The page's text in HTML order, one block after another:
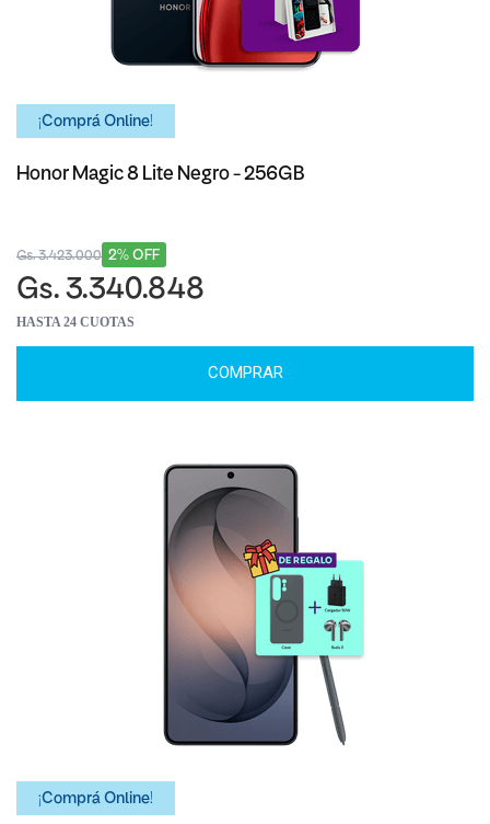
¡Comprá Online!
Honor Magic 8 Lite Negro - 256GB
2% OFF
Gs. 3.423.000
Gs. 3.340.848
HASTA 24 CUOTAS
COMPRAR
¡Comprá Online!